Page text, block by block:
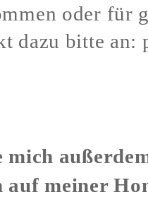
oder für
dazu bitte an:
mich
auf meiner